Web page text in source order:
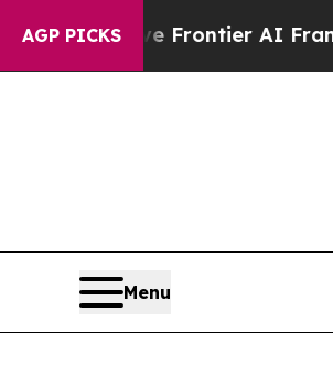
AGP PICKSFrontier AI Framework
Menu